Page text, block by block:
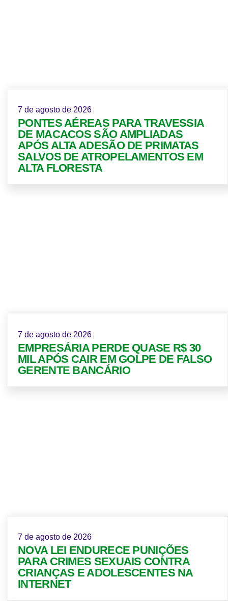
7 de agosto de 2026
PONTES AÉREAS PARA TRAVESSIA
DE MACACOS SÃO AMPLIADAS
APÓS ALTA ADESÃO DE PRIMATAS
SALVOS DE ATROPELAMENTOS EM
ALTA FLORESTA
7 de agosto de 2026
EMPRESÁRIA PERDE QUASE R$ 30
MIL APÓS CAIR EM GOLPE DE FALSO
GERENTE BANCÁRIO
7 de agosto de 2026
NOVA LEI ENDURECE PUNIÇÕES
PARA CRIMES SEXUAIS CONTRA
CRIANÇAS E ADOLESCENTES NA
INTERNET